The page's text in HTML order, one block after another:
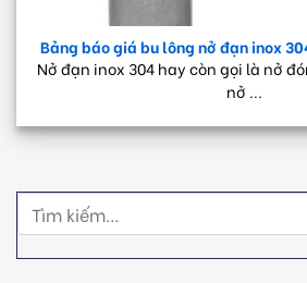
Bảng báo giá bu lông nở đạn inox
Nở đạn inox 304 hay còn gọi là nở
nở ...